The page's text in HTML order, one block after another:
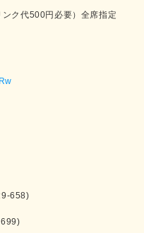
ク代500円必要）全席指定
658)